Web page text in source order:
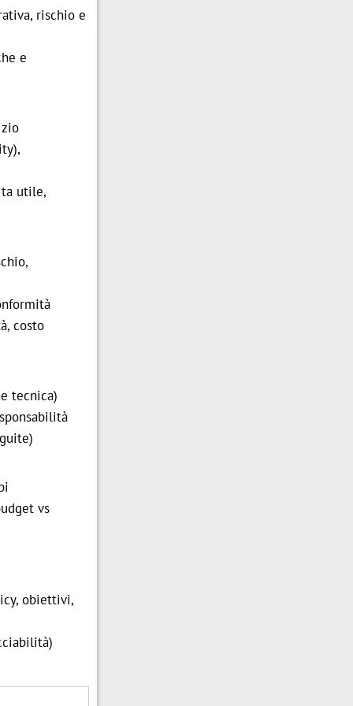
rischio e
e
utile,
costo
tecnica)
vs
obiettivi,